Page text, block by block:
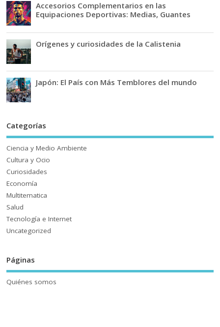
Accesorios Complementarios en las
Equipaciones Deportivas: Medias, Guantes
Orígenes y curiosidades de la Calistenia
Japón: El País con Más Temblores del mundo
Categorías
Ciencia y Medio Ambiente
Cultura y Ocio
Curiosidades
Economía
Multitematica
Salud
Tecnología e Internet
Uncategorized
Páginas
Quiénes somos